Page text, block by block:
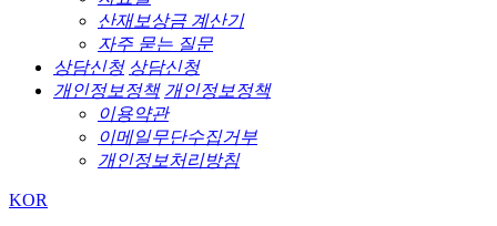
산재보상금 계산기
자주 묻는 질문
상담신청 상담신청
개인정보정책 개인정보정책
이용약관
이메일무단수집거부
개인정보처리방침
KOR